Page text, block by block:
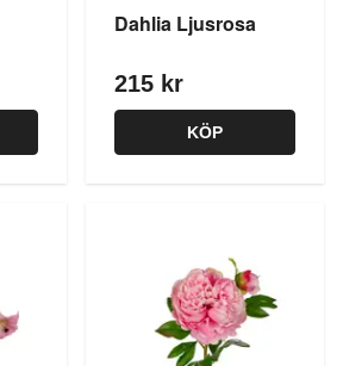
Dahlia Ljusrosa
215 kr
KÖP